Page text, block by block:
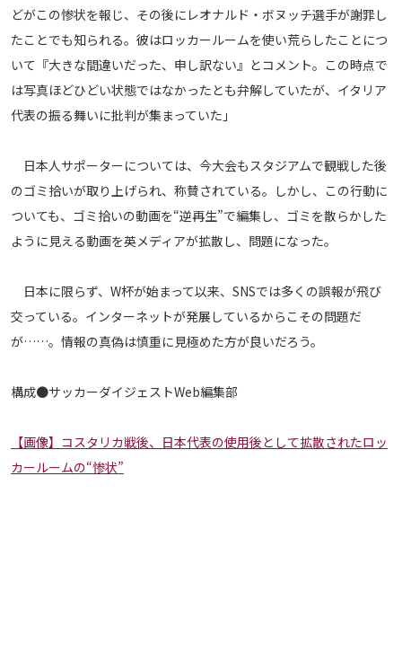
どがこの惨状を報じ、その後にレオナルド・ボヌッチ選手が謝罪し
たことでも知られる。彼はロッカールームを使い荒らしたことにつ
いて『大きな間違いだった、申し訳ない』とコメント。この時点で
は写真ほどひどい状態ではなかったとも弁解していたが、イタリア
代表の振る舞いに批判が集まっていた」
日本人サポーターについては、今大会もスタジアムで観戦した後
のゴミ拾いが取り上げられ、称賛されている。しかし、この行動に
ついても、ゴミ拾いの動画を“逆再生”で編集し、ゴミを散らかした
ように見える動画を英メディアが拡散し、問題になった。
日本に限らず、W杯が始まって以来、SNSでは多くの誤報が飛び
交っている。インターネットが発展しているからこその問題だ
が……。情報の真偽は慎重に見極めた方が良いだろう。
構成●サッカーダイジェストWeb編集部
【画像】コスタリカ戦後、日本代表の使用後として拡散されたロッ
カールームの“惨状”